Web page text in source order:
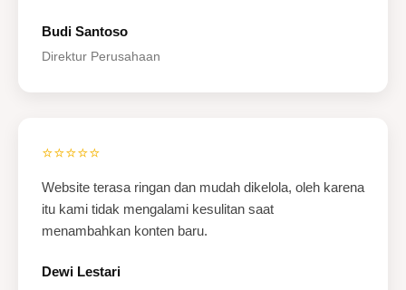
Budi Santoso
Direktur Perusahaan
⭐⭐⭐⭐⭐
Website terasa ringan dan mudah dikelola, oleh karena
itu kami tidak mengalami kesulitan saat
menambahkan konten baru.
Dewi Lestari